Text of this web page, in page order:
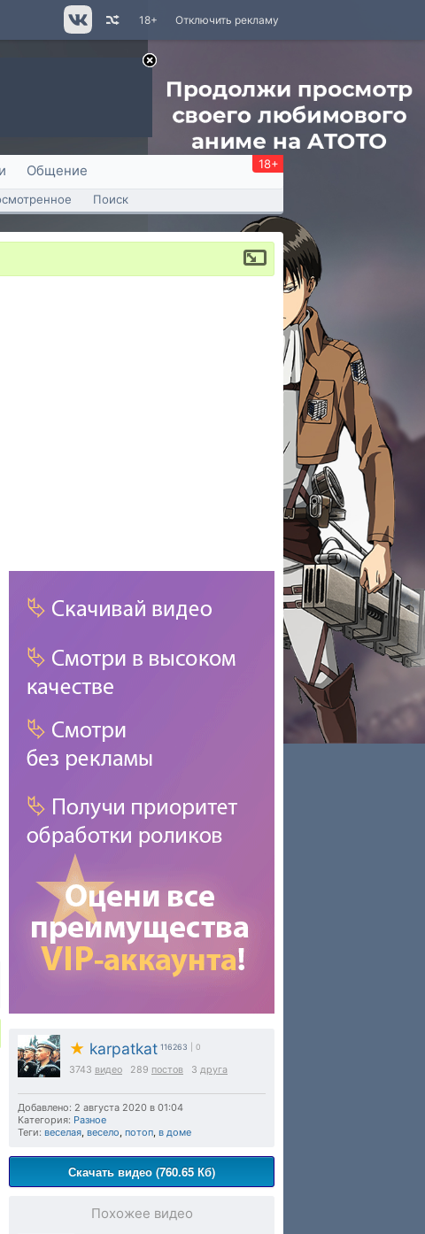
Отключить рекламу
18+
Общение 18+
Поиск
★ karpatkat 116263 | 0
3743 видео 289 постов 3 друга
Добавлено: 2 августа 2020 в 01:04
Категория: Разное
Теги: веселая, весело, потоп, в доме
Скачать видео (760.65 Кб)
Похожее видео